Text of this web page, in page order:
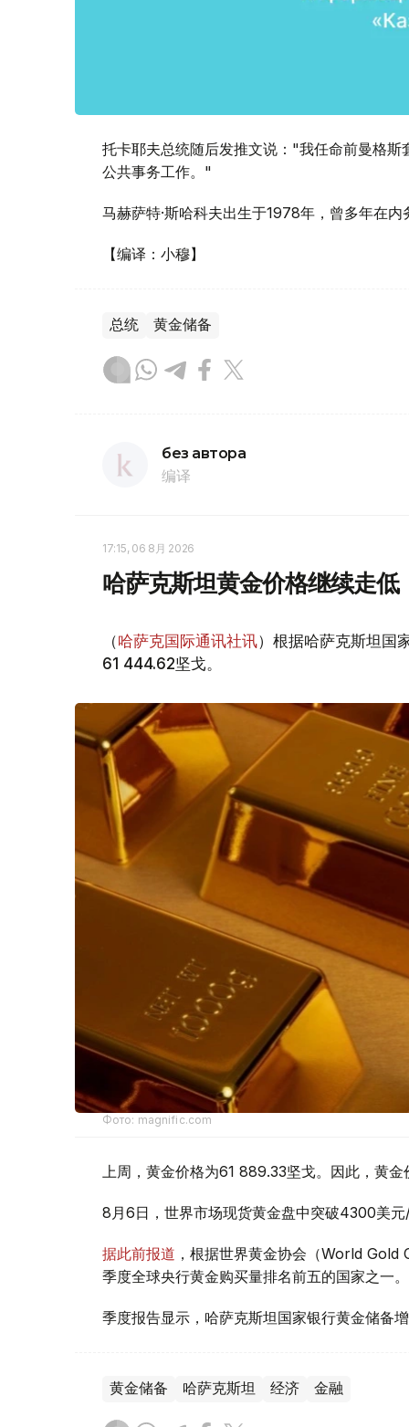
托卡耶夫总统随后发推文说："我任命前曼格斯
公共事务工作。"
马赫萨特·斯哈科夫出生于1978年，曾多年在
【编译：小穆】
总统 黄金储备
без автора
编译
17:15, 06 8月 2026
哈萨克斯坦黄金价格继续走低
（哈萨克国际通讯社讯）根据哈萨克斯坦国
61 444.62坚戈。
Фото: magnific.com
上周，黄金价格为61 889.33坚戈。因此，黄
8月6日，世界市场现货黄金盘中突破4300美元
据此前报道 ，根据世界黄金协会（World
季度全球央行黄金购买量排名前五的国家之一。
季度报告显示，哈萨克斯坦国家银行黄金储备增
黄金储备 哈萨克斯坦 经济 金融